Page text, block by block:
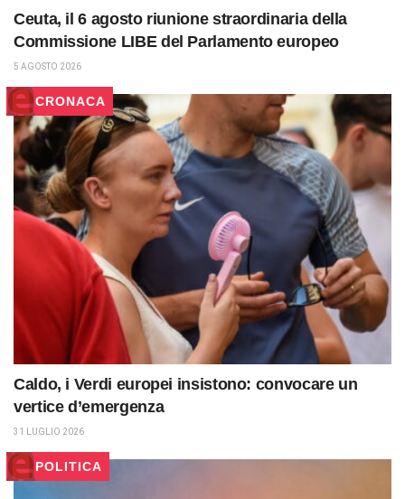
Ceuta, il 6 agosto riunione straordinaria della
Commissione LIBE del Parlamento europeo
5 AGOSTO 2026
CRONACA
Caldo, i Verdi europei insistono: convocare un
vertice d’emergenza
31 LUGLIO 2026
POLITICA